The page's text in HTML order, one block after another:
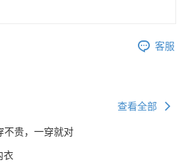
客服
查看全部
贵，一穿就对
衣